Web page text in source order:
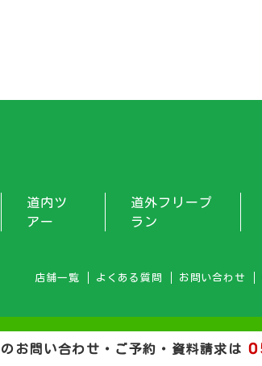
道内ツ
アー
道外フリープ
ラン
店舗一覧 よくある質問 お問い合わせ
お問い合わせ・ご予約・資料請求は